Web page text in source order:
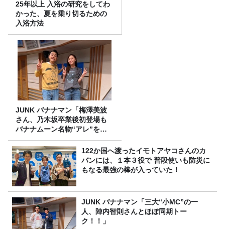
25年以上 入浴の研究をしてわ
かった、夏を乗り切るための
入浴方法
JUNK バナナマン「梅澤美波
さん、乃木坂卒業後初登場も
バナナムーン名物“アレ”を喰
らう」
122か国へ渡ったイモトアヤコさんのカ
バンには、１本３役で 普段使いも防災に
もなる最強の棒が入っていた！
JUNK バナナマン「三大“小MC”の一
人、陣内智則さんとほぼ同期トー
ク！！」